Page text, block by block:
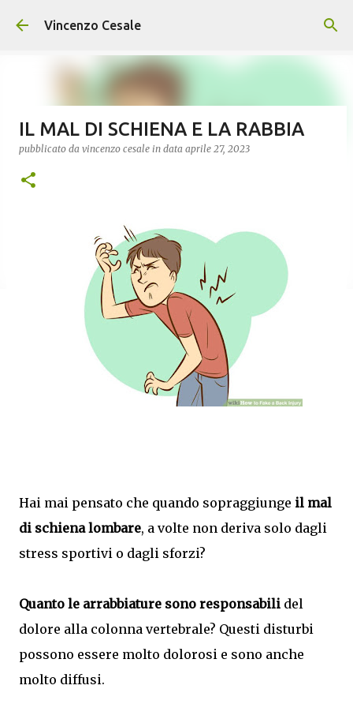
Passa ai contenuti principali
Vincenzo Cesale
IL MAL DI SCHIENA E LA RABBIA
pubblicato da vincenzo cesale in data aprile 27, 2023
Hai mai pensato che quando sopraggiunge il mal
di schiena lombare, a volte non deriva solo dagli
stress sportivi o dagli sforzi?
Quanto le arrabbiature sono responsabili del
dolore alla colonna vertebrale? Questi disturbi
possono essere molto dolorosi e sono anche
molto diffusi.